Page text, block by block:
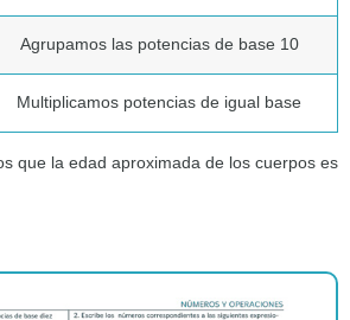
Agrupamos las potencias de base 10
Multiplicamos potencias de igual base
que la edad aproximada de los cuerpos es